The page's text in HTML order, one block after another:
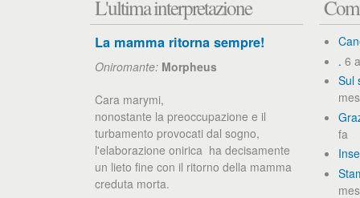
L'ultima interpretazione
La mamma ritorna sempre!
Oniromante: Morpheus
Cara marymi,
nonostante la preoccupazione e il
turbamento provocati dal sogno,
l'elaborazione onirica ha decisamente
un lieto fine con il ritorno della mamma
creduta morta.
. 6
Sul
fa